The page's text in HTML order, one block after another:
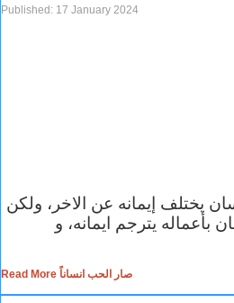
Published: 17 January 2024
يختلف إيمانه عن الاخر، ولكن
بأعماله يترجم ايمانه، و
Read More صار الحب انساناً